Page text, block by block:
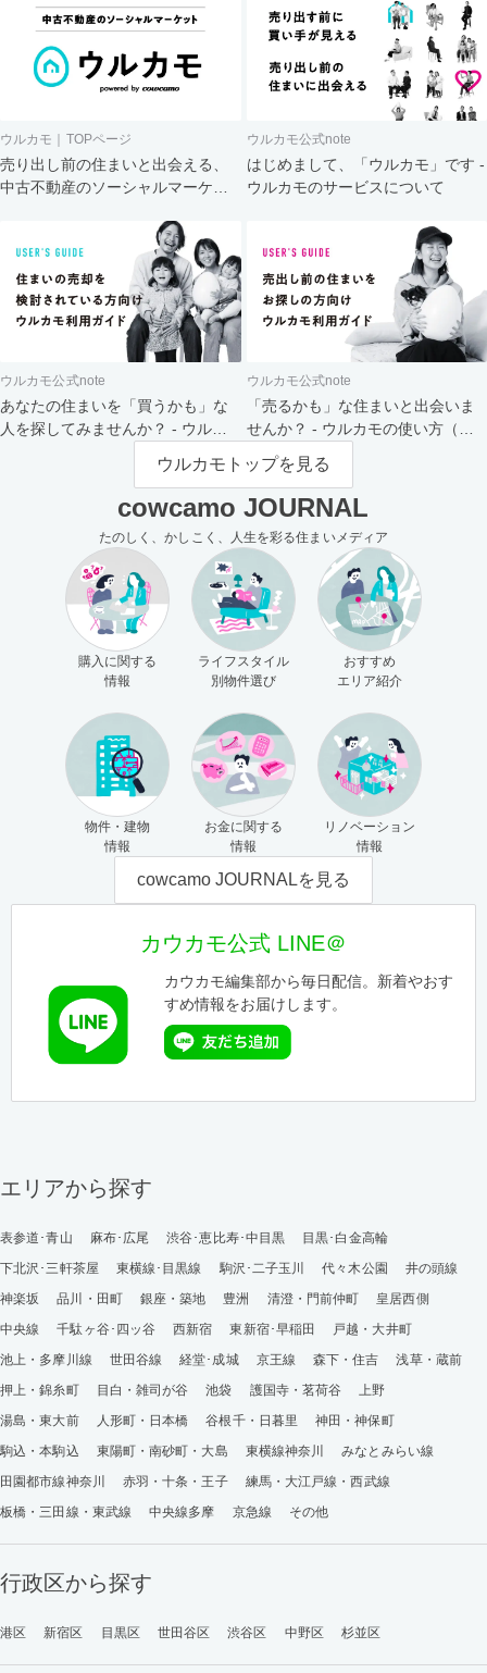
ウルカモ｜TOPページ
売り出し前の住まいと出会える、
中古不動産のソーシャルマーケッ
ウルカモ公式note
はじめまして、「ウルカモ」です -
ウルカモのサービスについて
ウルカモ公式note
あなたの住まいを「買うかも」な
人を探してみませんか？ - ウルカ
ウルカモ公式note
「売るかも」な住まいと出会いま
せんか？ - ウルカモの使い方（買
主さま向け）
ウルカモトップを見る
cowcamo JOURNAL
たのしく、かしこく、人生を彩る住まいメディア
購入に関する
情報
ライフスタイル
別物件選び
おすすめ
エリア紹介
物件・建物
情報
お金に関する
情報
リノベーション
情報
cowcamo JOURNALを見る
カウカモ公式 LINE＠
カウカモ編集部から毎日配信。新着やおす
すめ情報をお届けします。
エリアから探す
表参道･青山 麻布･広尾 渋谷･恵比寿･中目黒
目黒･白金高輪
下北沢･三軒茶屋
東横線･目黒線 駒沢･二子玉川 代々木公園
井の頭線
神楽坂
品川・田町 銀座・築地 豊洲 清澄・門前仲町
皇居西側
中央線
千駄ヶ谷･四ッ谷 西新宿 東新宿･早稲田
戸越・大井町
池上・多摩川線
世田谷線 経堂･成城 京王線 森下・住吉
浅草・蔵前
押上・錦糸町
目白・雑司が谷 池袋 護国寺・茗荷谷
上野
湯島・東大前
人形町・日本橋 谷根千・日暮里
神田・神保町
駒込・本駒込
東陽町・南砂町・大島 東横線神奈川
みなとみらい線
田園都市線神奈川
赤羽・十条・王子
練馬・大江戸線・西武線
板橋・三田線・東武線
中央線多摩 京急線 その他
行政区から探す
港区 新宿区 目黒区 世田谷区 渋谷区 中野区 杉並区